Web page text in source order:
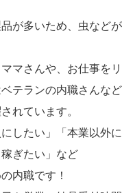
が多いため、虫など
マさんや、お仕事を
テランの内職さんなど
れています。
にしたい」「本業以外
ぎたい」など
内職です！